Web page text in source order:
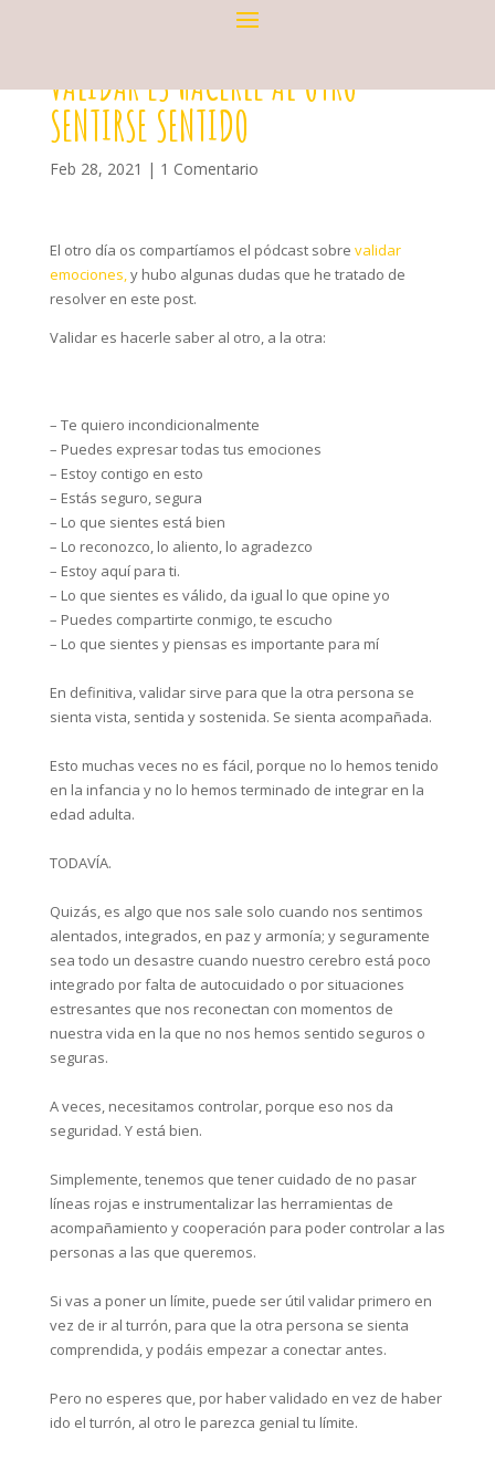
VALIDAR ES HACERLE AL OTRO
SENTIRSE SENTIDO
Feb 28, 2021 | 1 Comentario
El otro día os compartíamos el pódcast sobre validar
emociones,y hubo algunas dudas que he tratado de
resolver en este post.
Validar es hacerle saber al otro, a la otra:⁣
– Te quiero incondicionalmente⁣
– Puedes expresar todas tus emociones⁣
– Estoy contigo en esto⁣
– Estás seguro, segura⁣
– Lo que sientes está bien⁣
– Lo reconozco, lo aliento, lo agradezco⁣
– Estoy aquí para ti.⁣
– Lo que sientes es válido, da igual lo que opine yo⁣
– Puedes compartirte conmigo, te escucho⁣
– Lo que sientes y piensas es importante para mí⁣
En definitiva, validar sirve para que la otra persona se
sienta vista, sentida y sostenida. Se sienta acompañada.⁣
Esto muchas veces no es fácil, porque no lo hemos tenido
en la infancia y no lo hemos terminado de integrar en la
edad adulta.⁣
TODAVÍA.⁣
Quizás, es algo que nos sale solo cuando nos sentimos
alentados, integrados, en paz y armonía; y seguramente
sea todo un desastre cuando nuestro cerebro está poco
integrado por falta de autocuidado o por situaciones
estresantes que nos reconectan con momentos de
nuestra vida en la que no nos hemos sentido seguros o
seguras.⁣
A veces, necesitamos controlar, porque eso nos da
seguridad. Y está bien.⁣
Simplemente, tenemos que tener cuidado de no pasar
líneas rojas e instrumentalizar las herramientas de
acompañamiento y cooperación para poder controlar a las
personas a las que queremos.⁣
Si vas a poner un límite, puede ser útil validar primero en
vez de ir al turrón, para que la otra persona se sienta
comprendida, y podáis empezar a conectar antes.⁣
Pero no esperes que, por haber validado en vez de haber
ido el turrón, al otro le parezca genial tu límite.⁣